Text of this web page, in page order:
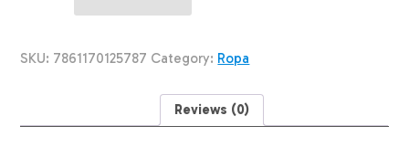
THE
SKU: 7861170125787 Category: Ropa
Reviews (0)